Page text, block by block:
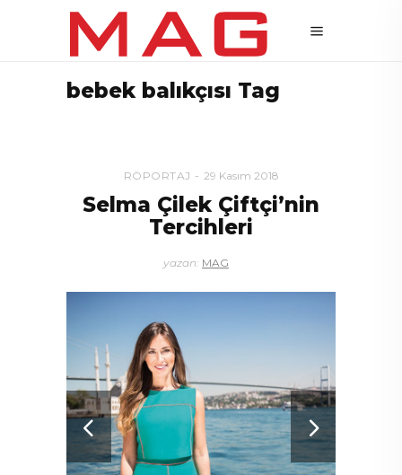
bebek balıkçısı Tag
RÖPORTAJ 29 Kasım 2018
Selma Çilek Çiftçi’nin
Tercihleri
yazan: MAG